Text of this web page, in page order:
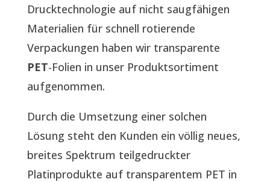
Drucktechnologie auf nicht saugfähigen
Materialien für schnell rotierende
Verpackungen haben wir transparente
PET-Folien in unser Produktsortiment
aufgenommen.
Durch die Umsetzung einer solchen
Lösung steht den Kunden ein völlig neues,
breites Spektrum teilgedruckter
Platinprodukte auf transparentem PET in